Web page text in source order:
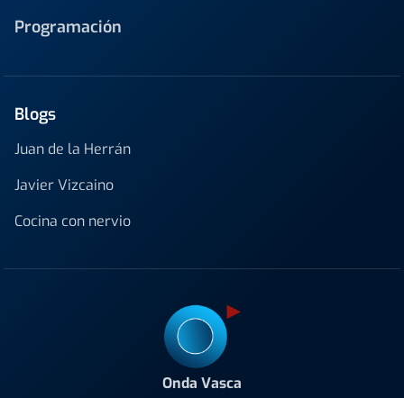
Programación
Blogs
Juan de la Herrán
Javier Vizcaino
Cocina con nervio
Onda Vasca